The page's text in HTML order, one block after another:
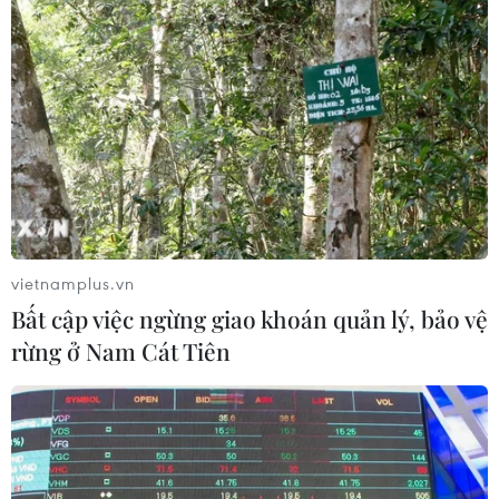
lập./.
(TTXVN/Vietnam+)
vietnamplus.vn
Bất cập việc ngừng giao khoán quản lý, bảo vệ
rừng ở Nam Cát Tiên